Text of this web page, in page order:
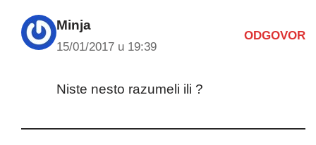
Minja
15/01/2017 u 19:39
ODGOVOR
Niste nesto razumeli ili ?